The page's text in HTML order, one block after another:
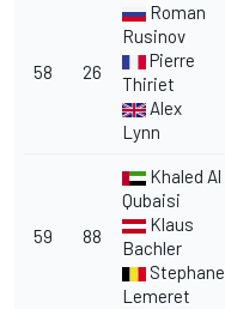
58 26
Roman
Rusinov
Pierre
Thiriet
Alex
Lynn
59 88
Khaled Al
Qubaisi
Klaus
Bachler
Stephane
Lemeret